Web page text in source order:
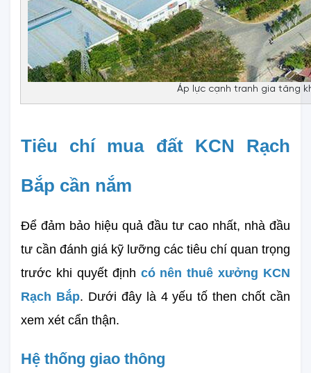
Áp lực cạnh tranh gia tăng
Tiêu chí mua đất KCN Rạch
Bắp cần nắm
Để đảm bảo hiệu quả đầu tư cao nhất, nhà đầu
tư cần đánh giá kỹ lưỡng các tiêu chí quan trọng
trước khi quyết định có nên thuê xưởng KCN
Rạch Bắp. Dưới đây là 4 yếu tố then chốt cần
xem xét cẩn thận.
Hệ thống giao thông